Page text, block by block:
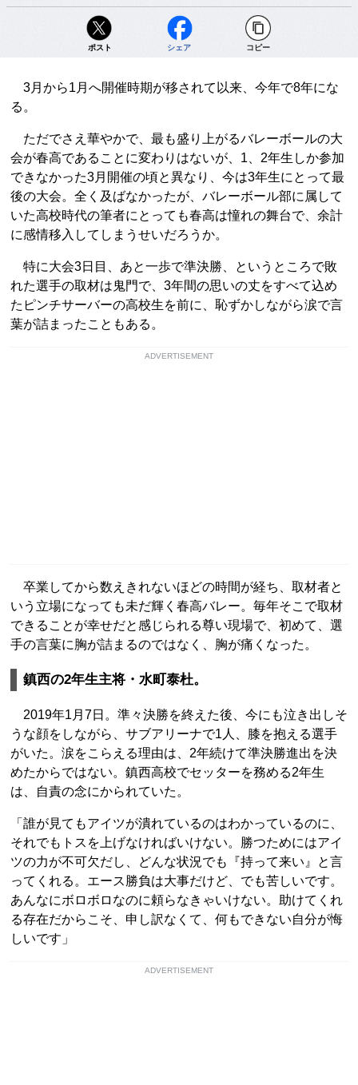
ポスト シェア コピー
3月から1月へ開催時期が移されて以来、今年で8年にな
る。
ただでさえ華やかで、最も盛り上がるバレーボールの大
会が春高であることに変わりはないが、1、2年生しか参加
できなかった3月開催の頃と異なり、今は3年生にとって最
後の大会。全く及ばなかったが、バレーボール部に属して
いた高校時代の筆者にとっても春高は憧れの舞台で、余計
に感情移入してしまうせいだろうか。
特に大会3日目、あと一歩で準決勝、というところで敗
れた選手の取材は鬼門で、3年間の思いの丈をすべて込め
たピンチサーバーの高校生を前に、恥ずかしながら涙で言
葉が詰まったこともある。
ADVERTISEMENT
卒業してから数えきれないほどの時間が経ち、取材者と
いう立場になっても未だ輝く春高バレー。毎年そこで取材
できることが幸せだと感じられる尊い現場で、初めて、選
手の言葉に胸が詰まるのではなく、胸が痛くなった。
鎮西の2年生主将・水町泰杜。
2019年1月7日。準々決勝を終えた後、今にも泣き出しそ
うな顔をしながら、サブアリーナで1人、膝を抱える選手
がいた。涙をこらえる理由は、2年続けて準決勝進出を決
めたからではない。鎮西高校でセッターを務める2年生
は、自責の念にかられていた。
「誰が見てもアイツが潰れているのはわかっているのに、
それでもトスを上げなければいけない。勝つためにはアイ
ツの力が不可欠だし、どんな状況でも『持って来い』と言
ってくれる。エース勝負は大事だけど、でも苦しいです。
あんなにボロボロなのに頼らなきゃいけない。助けてくれ
る存在だからこそ、申し訳なくて、何もできない自分が悔
しいです」
ADVERTISEMENT